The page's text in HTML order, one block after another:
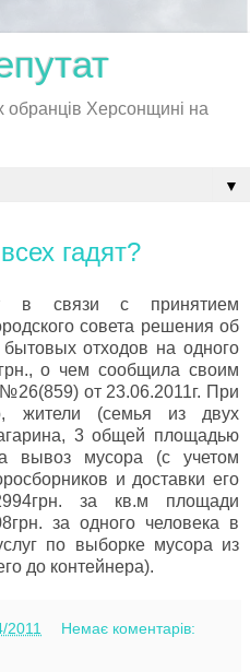
обранців Херсонщині на
▼
гадят?
в связи с принятием
совета решения об
отходов на одного
о чем сообщила своим
от 23.06.2011г. При
жители (семья из двух
3 общей площадью
вывоз мусора (с учетом
и доставки его
за кв.м площади
за одного человека в
по выборке мусора из
до контейнера).
2011 Немає коментарів: